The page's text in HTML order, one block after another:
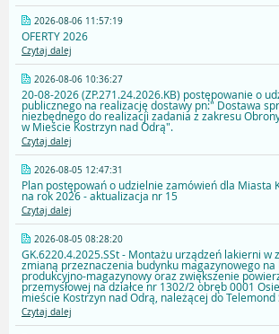
2026-08-06 11:57:19
OFERTY 2026
Czytaj dalej
2026-08-06 10:36:27
20-08-2026 (ZP.271.24.2026.KB) postępowanie o
publicznego na realizację dostawy pn:" Dostawa
niezbędnego do realizacji zadania z zakresu
w Mieście Kostrzyn nad Odrą".
Czytaj dalej
2026-08-05 12:47:31
Plan postępowań o udzielnie zamówień dla Miasta
na rok 2026 - aktualizacja nr 15
Czytaj dalej
2026-08-05 08:28:20
GK.6220.4.2025.SSt - Montażu urządzeń lakierni w
zmianą przeznaczenia budynku magazynowego na
produkcyjno-magazynowy oraz zwiększenie
przemysłowej na działce nr 1302/2 obręb 0001
mieście Kostrzyn nad Odrą, należącej do Telemond
Czytaj dalej